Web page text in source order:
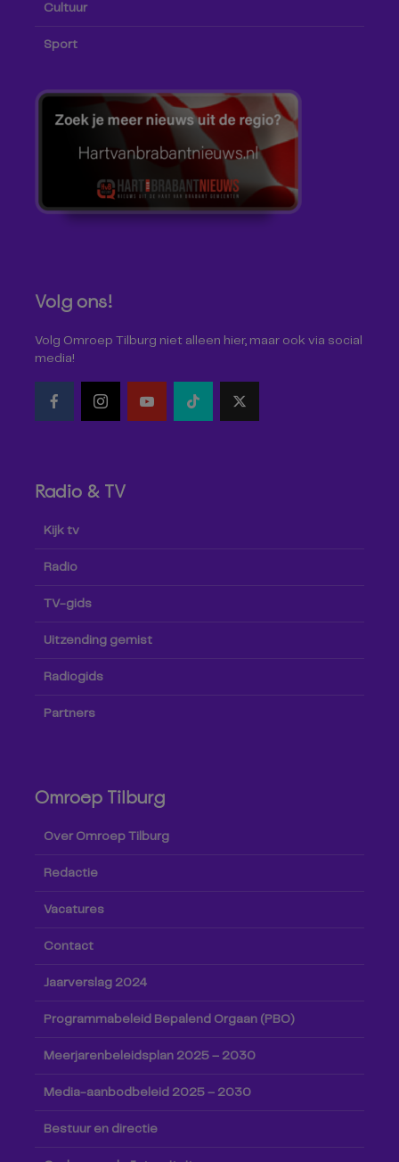
Cultuur
Sport
Volg ons!
Volg Omroep Tilburg niet alleen hier, maar ook via social
media!
Radio & TV
Kijk tv
Radio
TV-gids
Uitzending gemist
Radiogids
Partners
Omroep Tilburg
Over Omroep Tilburg
Redactie
Vacatures
Contact
Jaarverslag 2024
Programmabeleid Bepalend Orgaan (PBO)
Meerjarenbeleidsplan 2025 – 2030
Media-aanbodbeleid 2025 – 2030
Bestuur en directie